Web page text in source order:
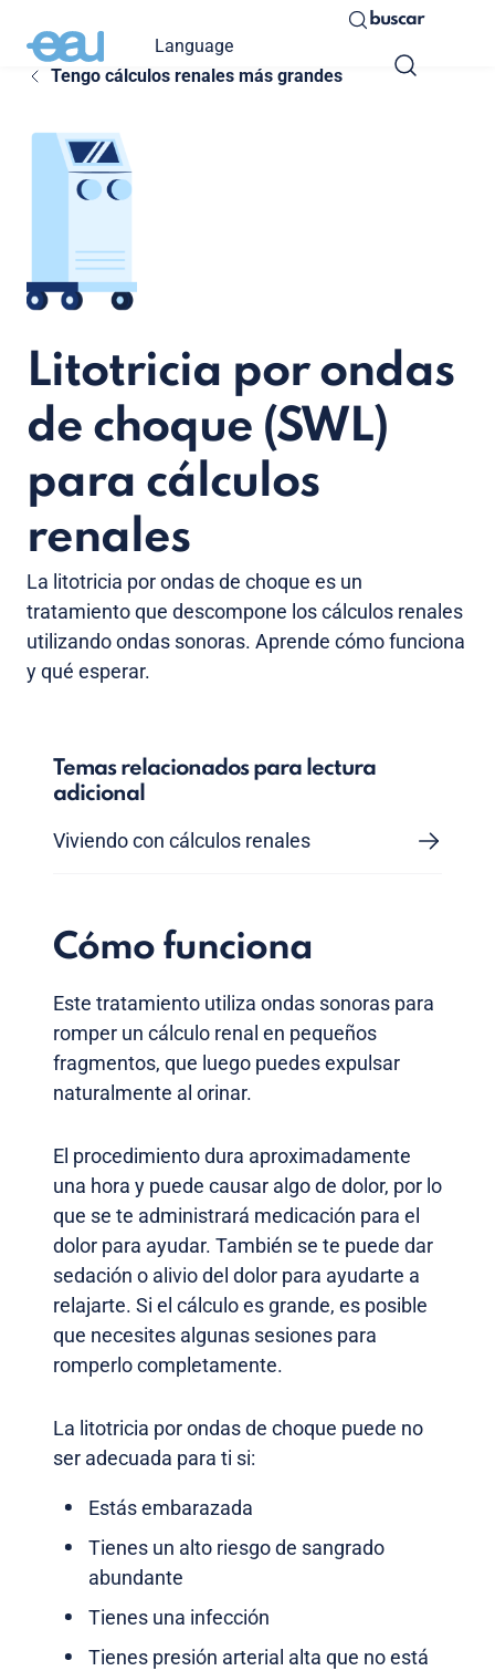
Language
buscar
Tengo cálculos renales más grandes
Litotricia por ondas
de choque (SWL)
para cálculos
renales
La litotricia por ondas de choque es un
tratamiento que descompone los cálculos renales
utilizando ondas sonoras. Aprende cómo funciona
y qué esperar.
Temas relacionados para lectura
adicional
Viviendo con cálculos renales
Cómo funciona
Este tratamiento utiliza ondas sonoras para
romper un cálculo renal en pequeños
fragmentos, que luego puedes expulsar
naturalmente al orinar.
El procedimiento dura aproximadamente
una hora y puede causar algo de dolor, por lo
que se te administrará medicación para el
dolor para ayudar. También se te puede dar
sedación o alivio del dolor para ayudarte a
relajarte. Si el cálculo es grande, es posible
que necesites algunas sesiones para
romperlo completamente.
La litotricia por ondas de choque puede no
ser adecuada para ti si:
Estás embarazada
Tienes un alto riesgo de sangrado
abundante
Tienes una infección
Tienes presión arterial alta que no está